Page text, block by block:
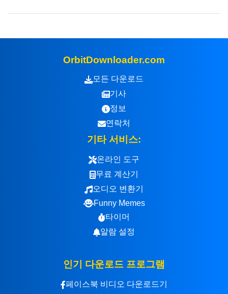
OrbitDownloader.com
모든 다운로드
기사
정보
연락처
기타 서비스:
온라인 도구
무료 계산기
오디오 변환기
Funny Memes
타이머
알람 설정
인기 다운로드 프로그램
페이스북 비디오 다운로드기